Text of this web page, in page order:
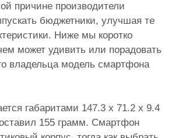
причине производители
бюджетники, улучшая те
Ниже мы коротко
может удивить или порадовать
владельца модель смартфона
габаритами 147.3 x 71.2 x 9.4
155 грамм. Смартфон